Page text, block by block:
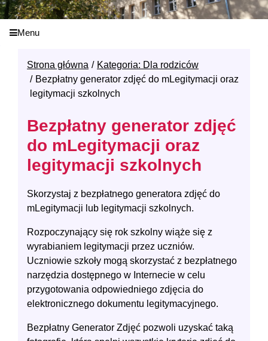
Menu
Strona główna
Kategoria: Dla rodziców
Bezpłatny generator zdjęć do mLegitymacji oraz
legitymacji szkolnych
Bezpłatny generator zdjęć
do mLegitymacji oraz
legitymacji szkolnych
Skorzystaj z bezpłatnego generatora zdjęć do
mLegitymacji lub legitymacji szkolnych.
Rozpoczynający się rok szkolny wiąże się z
wyrabianiem legitymacji przez uczniów.
Uczniowie szkoły mogą skorzystać z bezpłatnego
narzędzia dostępnego w Internecie w celu
przygotowania odpowiedniego zdjęcia do
elektronicznego dokumentu legitymacyjnego.
Bezpłatny Generator Zdjęć pozwoli uzyskać taką